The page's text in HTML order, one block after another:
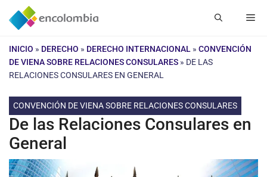
Saltar
INICIO » DERECHO » DERECHO INTERNACIONAL » CONVENCIÓN
DE VIENA SOBRE RELACIONES CONSULARES » DE LAS
RELACIONES CONSULARES EN GENERAL
CONVENCIÓN DE VIENA SOBRE RELACIONES CONSULARES
De las Relaciones Consulares en
General